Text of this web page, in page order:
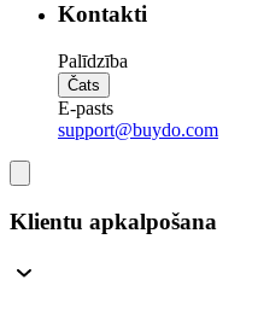
Kontakti
Palīdzība
Čats
E-pasts
support@buydo.com
Klientu apkalpošana